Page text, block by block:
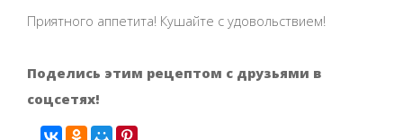
Приятного аппетита! Кушайте с удовольствием!
Поделись этим рецептом с друзьями в
соцсетях!